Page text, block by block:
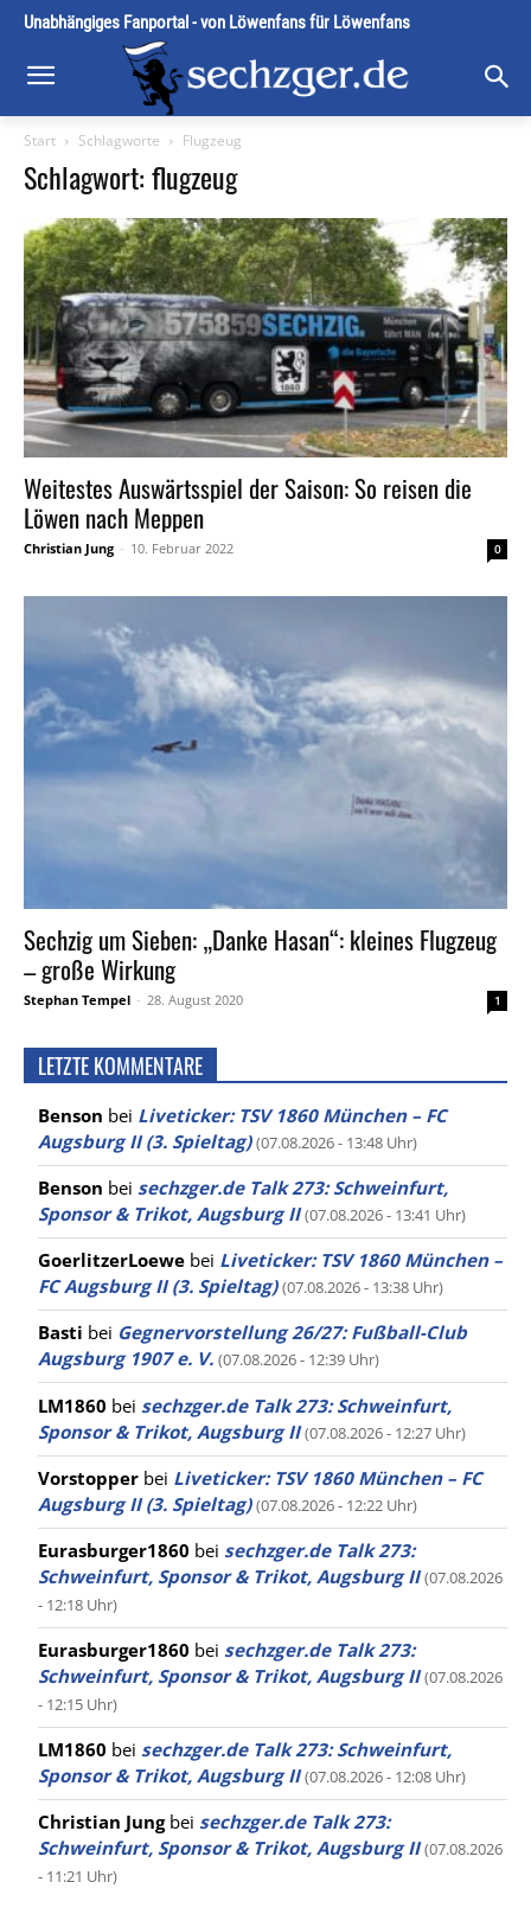
Unabhängiges Fanportal - von Löwenfans für Löwenfans
Start Schlagworte Flugzeug
Schlagwort: flugzeug
Weitestes Auswärtsspiel der Saison: So reisen die
Löwen nach Meppen
Christian Jung - 10. Februar 2022 0
Sechzig um Sieben: „Danke Hasan“: kleines Flugzeug
– große Wirkung
Stephan Tempel - 28. August 2020 1
LETZTE KOMMENTARE
Benson bei Liveticker: TSV 1860 München – FC
Augsburg II (3. Spieltag) (07.08.2026 - 13:48 Uhr)
Benson bei sechzger.de Talk 273: Schweinfurt,
Sponsor & Trikot, Augsburg II (07.08.2026 - 13:41 Uhr)
GoerlitzerLoewe bei Liveticker: TSV 1860 München –
FC Augsburg II (3. Spieltag) (07.08.2026 - 13:38 Uhr)
Basti bei Gegnervorstellung 26/27: Fußball-Club
Augsburg 1907 e. V. (07.08.2026 - 12:39 Uhr)
LM1860 bei sechzger.de Talk 273: Schweinfurt,
Sponsor & Trikot, Augsburg II (07.08.2026 - 12:27 Uhr)
Vorstopper bei Liveticker: TSV 1860 München – FC
Augsburg II (3. Spieltag) (07.08.2026 - 12:22 Uhr)
Eurasburger1860 bei sechzger.de Talk 273:
Schweinfurt, Sponsor & Trikot, Augsburg II (07.08.2026
- 12:18 Uhr)
Eurasburger1860 bei sechzger.de Talk 273:
Schweinfurt, Sponsor & Trikot, Augsburg II (07.08.2026
- 12:15 Uhr)
LM1860 bei sechzger.de Talk 273: Schweinfurt,
Sponsor & Trikot, Augsburg II (07.08.2026 - 12:08 Uhr)
Christian Jungbei sechzger.de Talk 273:
Schweinfurt, Sponsor & Trikot, Augsburg II (07.08.2026
- 11:21 Uhr)